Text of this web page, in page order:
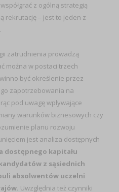
z ogólną strategią
rekrutację – jest to jeden z
zatrudnienia prowadzą
można w postaci trzech
być określenie przez
zapotrzebowania na
pod uwagę wpływające
warunków biznesowych czy
planu rozwoju
jest analiza dostępnych
dostępnego kapitału
z sąsiednich
absolwentów uczelni
Uwzględnia też czynniki